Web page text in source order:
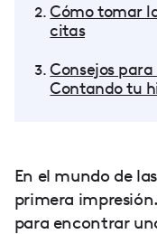
Cómo tomar
citas
Consejos
Contando tu
En el mundo de
primera
para encontrar